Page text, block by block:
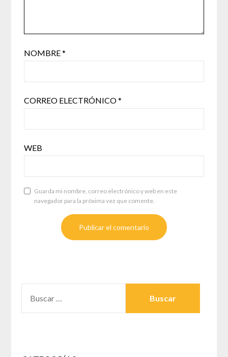
NOMBRE*
CORREO ELECTRÓNICO*
WEB
Guarda mi nombre, correo electrónico y web en este
navegador para la próxima vez que comente.